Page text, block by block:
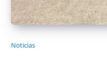
Noticias